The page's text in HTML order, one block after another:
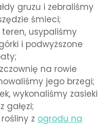
gruzu i zebraliśmy
śmieci;
usypaliśmy
i podwyższone
na rowie
jego brzegi;
wykonaliśmy zasieki
gałęzi;
z ogrodu na